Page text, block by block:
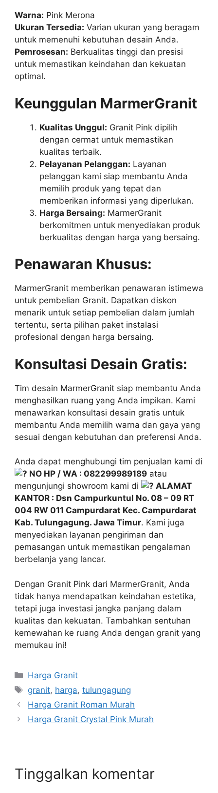
Warna: Pink Merona
Ukuran Tersedia: Varian ukuran yang beragam
untuk memenuhi kebutuhan desain Anda.
Pemrosesan: Berkualitas tinggi dan presisi
untuk memastikan keindahan dan kekuatan
optimal.
Keunggulan MarmerGranit
Kualitas Unggul: Granit Pink dipilih
dengan cermat untuk memastikan
kualitas terbaik.
Pelayanan Pelanggan: Layanan
pelanggan kami siap membantu Anda
memilih produk yang tepat dan
memberikan informasi yang diperlukan.
Harga Bersaing: MarmerGranit
berkomitmen untuk menyediakan produk
berkualitas dengan harga yang bersaing.
Penawaran Khusus:
MarmerGranit memberikan penawaran istimewa
untuk pembelian Granit. Dapatkan diskon
menarik untuk setiap pembelian dalam jumlah
tertentu, serta pilihan paket instalasi
profesional dengan harga bersaing.
Konsultasi Desain Gratis:
Tim desain MarmerGranit siap membantu Anda
menghasilkan ruang yang Anda impikan. Kami
menawarkan konsultasi desain gratis untuk
membantu Anda memilih warna dan gaya yang
sesuai dengan kebutuhan dan preferensi Anda.
Anda dapat menghubungi tim penjualan kami di
NO HP / WA : 082299989189 atau
mengunjungi showroom kami di
ALAMAT
KANTOR : Dsn Campurkuntul No. 08 – 09 RT
004 RW 011 Campurdarat Kec. Campurdarat
Kab. Tulungagung. Jawa Timur. Kami juga
menyediakan layanan pengiriman dan
pemasangan untuk memastikan pengalaman
berbelanja yang lancar.
Dengan Granit Pink dari MarmerGranit, Anda
tidak hanya mendapatkan keindahan estetika,
tetapi juga investasi jangka panjang dalam
kualitas dan kekuatan. Tambahkan sentuhan
kemewahan ke ruang Anda dengan granit yang
memukau ini!
Kategori
Harga Granit
Tag
granit, harga,tulungagung
Harga Granit Roman Murah
Harga Granit Crystal Pink Murah
Tinggalkan komentar